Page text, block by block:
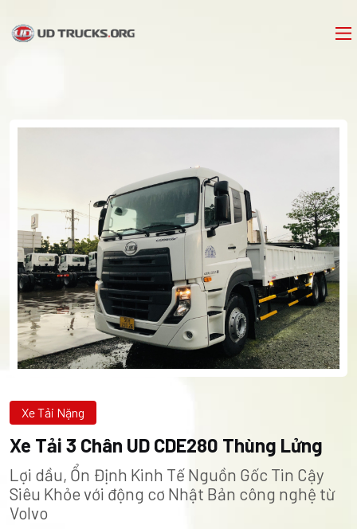
Xe Tải Nặng
Xe Tải 3 Chân UD CDE280 Thùng Lửng
Lợi dầu, Ổn Định Kinh Tế Nguồn Gốc Tin Cậy
Siêu Khỏe với động cơ Nhật Bản công nghệ từ
Volvo